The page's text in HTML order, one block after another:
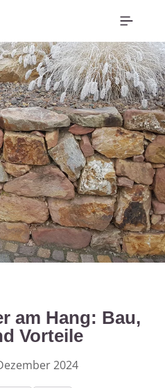
am Hang: Bau,
Vorteile
2024